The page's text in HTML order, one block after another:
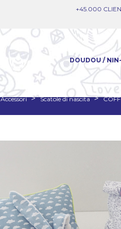
+45.000
DOUDOU /
Accessori Scatole di nascita